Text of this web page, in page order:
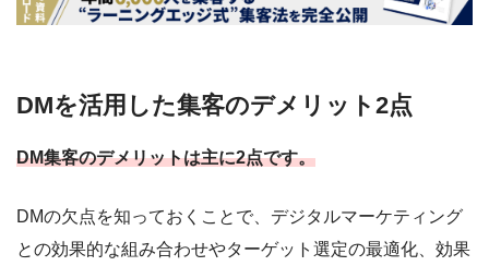
DMを活用した集客のデメリット2点
DM集客のデメリットは主に2点です。
DMの欠点を知っておくことで、デジタルマーケティング
との効果的な組み合わせやターゲット選定の最適化、効果